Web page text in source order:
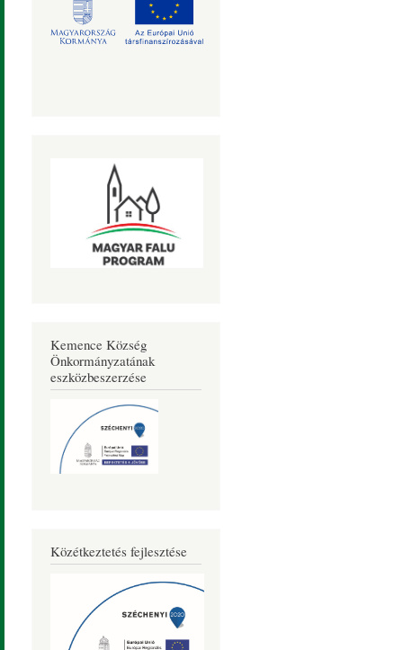
Kemence Község
Önkormányzatának
eszközbeszerzése
Közétkeztetés fejlesztése